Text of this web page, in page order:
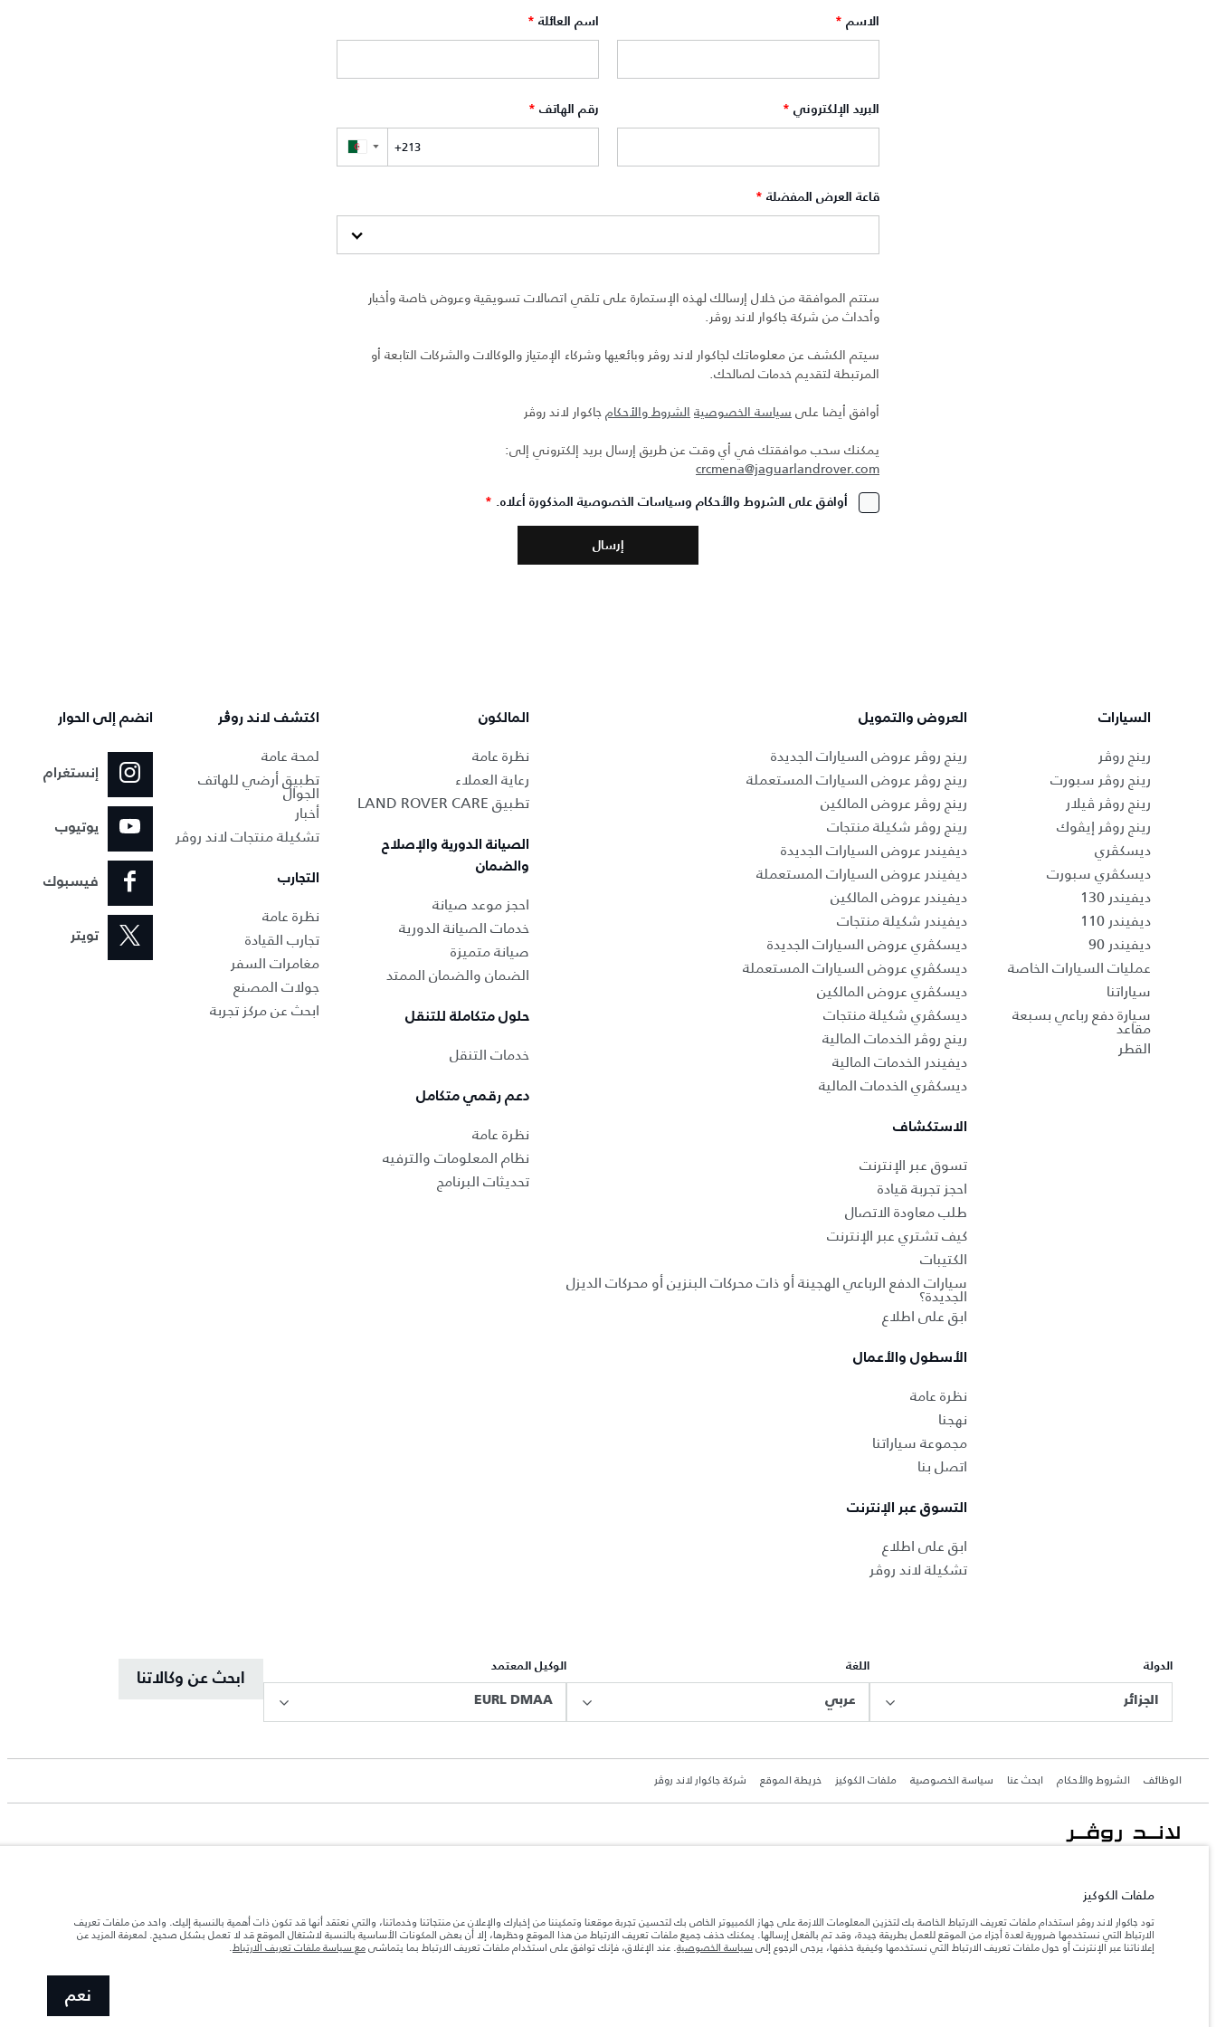
الاسم * اسم العائلة *
البريد الإلكتروني * رقم الهاتف *
▼
قاعة العرض المفضلة *
ستتم الموافقة من خلال إرسالك لهذه الإستمارة على تلقي اتصالات تسويقية وعروض خاصة وأخبار
وأحداث من شركة جاكوار لاند روڤر.
سيتم الكشف عن معلوماتك لجاكوار لاند روڤر وبائعيها وشركاء الإمتياز والوكالات والشركات التابعة أو
المرتبطة لتقديم خدمات لصالحك.
أوافق أيضا على سياسة الخصوصية الشروط والأحكامجاكوار لاند روڤر
يمكنك سحب موافقتك في أي وقت عن طريق إرسال بريد إلكتروني إلى:
crcmena@jaguarlandrover.com
أوافق على الشروط والأحكام وسياسات الخصوصية المذكورة أعلاه. *
السيارات
رينج روڤر
رينج روڤر سبورت
رينج روڤر ڤيلار
رينج روڤر إيڤوك
ديسكڤري
ديسكڤري سبورت
ديفيندر 130
ديفيندر 110
ديفيندر 90
عمليات السيارات الخاصة
سياراتنا
سيارة دفع رباعي بسبعة
مقاعد
القطر
العروض والتمويل
رينج روڤر عروض السيارات الجديدة
رينج روڤر عروض السيارات المستعملة
رينج روڤر عروض المالكين
رينج روڤر شكيلة منتجات
ديفيندر عروض السيارات الجديدة
ديفيندر عروض السيارات المستعملة
ديفيندر عروض المالكين
ديفيندر شكيلة منتجات
ديسكڤري عروض السيارات الجديدة
ديسكڤري عروض السيارات المستعملة
ديسكڤري عروض المالكين
ديسكڤري شكيلة منتجات
رينج روڤر الخدمات المالية
ديفيندر الخدمات المالية
ديسكڤري الخدمات المالية
الاستكشاف
تسوق عبر الإنترنت
احجز تجربة قيادة
طلب معاودة الاتصال
كيف تشتري عبر الإنترنت
الكتيبات
سيارات الدفع الرباعي الهجينة أو ذات محركات البنزين أو محركات الديزل
الجديدة؟
ابق على اطلاع
الأسطول والأعمال
نظرة عامة
نهجنا
مجموعة سياراتنا
اتصل بنا
التسوق عبر الإنترنت
ابق على اطلاع
تشكيلة لاند روڤر
المالكون
نظرة عامة
رعاية العملاء
تطبيق LAND ROVER CARE
الصيانة الدورية والإصلاح
والضمان
احجز موعد صيانة
خدمات الصيانة الدورية
صيانة متميزة
الضمان والضمان الممتد
حلول متكاملة للتنقل
خدمات التنقل
دعم رقمي متكامل
نظرة عامة
نظام المعلومات والترفيه
تحديثات البرنامج
اكتشف لاند روڨر
لمحة عامة
تطبيق أرضي للهاتف
الجوال
أخبار
تشكيلة منتجات لاند روڤر
التجارب
نظرة عامة
تجارب القيادة
مغامرات السفر
جولات المصنع
ابحث عن مركز تجربة
انضم إلى الحوار
إنستغرام
يوتيوب
فيسبوك
تويتر
الدولة
الجزائر
اللغة
عربي
الوكيل المعتمد
EURL DMAA
ابحث عن وكالاتنا
الوظائف الشروط والأحكام ابحث عنا سياسة الخصوصية ملفات الكوكيز خريطة الموقع شركة جاكوار لاند روڤر
Eurl DMAA
المعلومات والمواصفات والأسعار والألوان المذكورة على هذا الموقع قد تختلف من بلد إلى آخر، كما أنّها قد تتغير بدون إشعار مسبق. الرجاء التواصل مع وكيلنا المحلي للتأكد من توفّرها والتحقق من الأسعار.
إن النقص العالمي في أشباه الموصلات يؤثر حاليًا في مواصفات تصميم السيارات وتوفر الخيارات وتوقيتات التصاميم. هذا ظرف ديناميكي للغاية، ونتيجة لذلك، قد لا تمثّل الصور المستخدَمة ضمن موقع الويب حاليًا المواصفات الحالية بالكامل بالنسبة إلى الميزات
ملفات الكوكيز
تود جاكوار لاند روڤر استخدام ملفات تعريف الارتباط الخاصة بك لتخزين المعلومات اللازمة على جهاز الكمبيوتر الخاص بك لتحسين تجربة موقعنا وتمكيننا من إخبارك والإعلان عن منتجاتنا وخدماتنا، والتي نعتقد أنها قد تكون ذات أهمية بالنسبة إليك. واحد من ملفات تعريف
الارتباط التي نستخدمها ضرورية لعدة أجزاء من الموقع للعمل بطريقة جيدة، وقد تم بالفعل إرسالها. يمكنك حذف جميع ملفات تعريف الارتباط من هذا الموقع وحظرها، إلا أن بعض المكونات الأساسية بالنسبة لاشتغال الموقع قد لا تعمل بشكل صحيح. لمعرفة المزيد عن
إعلاناتنا عبر الإنترنت أو حول ملفات تعريف الارتباط التي نستخدمها وكيفية حذفها، يرجى الرجوع إلى سياسة الخصوصية. عند الإغلاق، فإنك توافق على استخدام ملفات تعريف الارتباط بما يتماشىمع سياسة ملفات تعريف الارتباط.
نعم